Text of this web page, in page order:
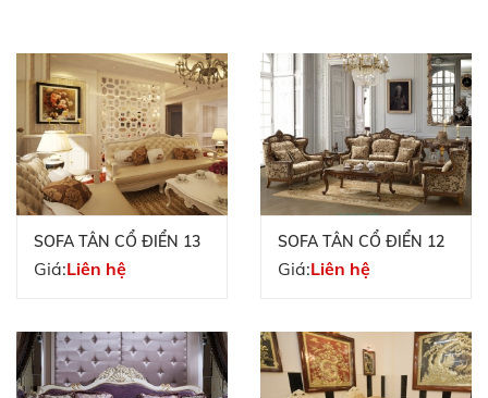
SOFA TÂN CỔ ĐIỂN 13
Giá:Liên hệ
SOFA TÂN CỔ ĐIỂN 12
Giá:Liên hệ